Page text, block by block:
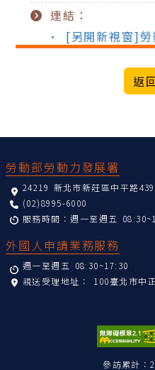
連結：
• [另開新視窗]勞
勞動部勞動力發展署
24219 新北市新莊區中平路
(02)8995-6000
服務時間：週一至週五
外國人申請業務服務
週一至週五 08:30~17:30
親送受理地址： 100臺北市中
參訪累計：